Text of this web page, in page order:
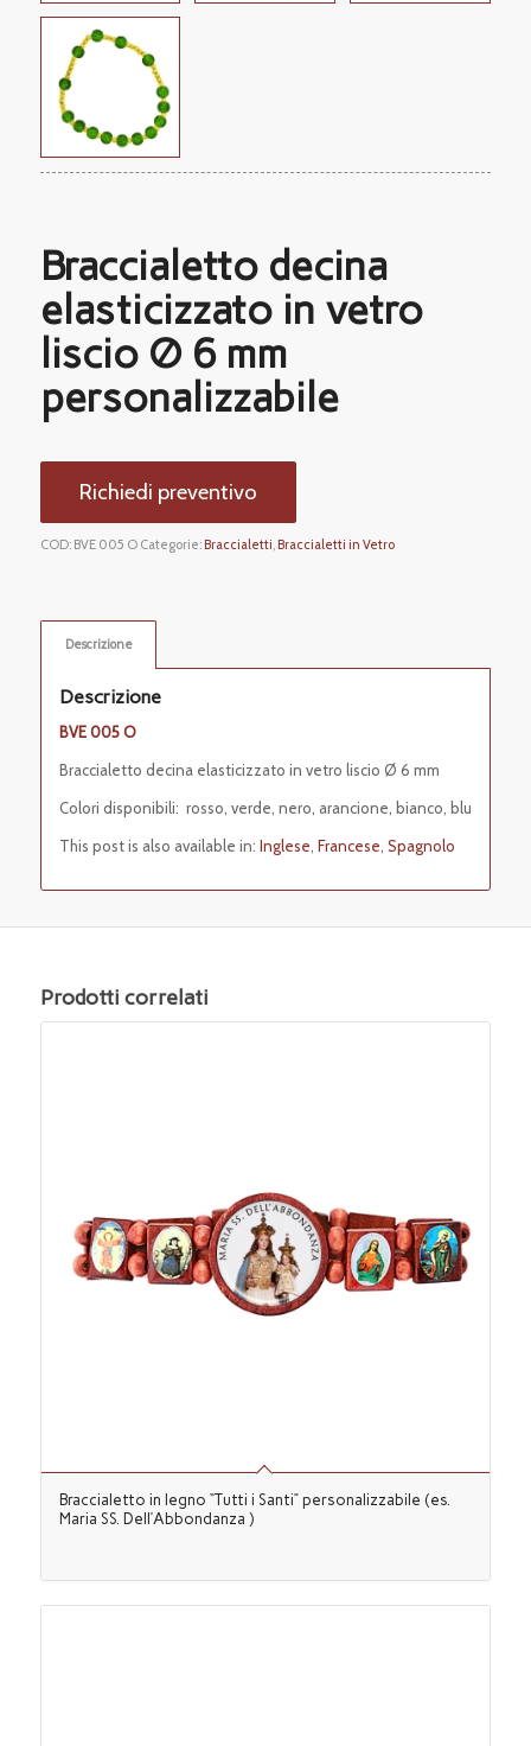
Braccialetto decina
elasticizzato in vetro
liscio Ø 6 mm
personalizzabile
Richiedi preventivo
COD: BVE 005 O Categorie: Braccialetti, Braccialetti in Vetro
Descrizione
Descrizione
BVE 005 O
Braccialetto decina elasticizzato in vetro liscio Ø 6 mm
Colori disponibili: rosso, verde, nero, arancione, bianco, blu
This post is also available in: Inglese Francese Spagnolo
Prodotti correlati
Braccialetto in legno “Tutti i Santi” personalizzabile (es.
Maria SS. Dell’Abbondanza )